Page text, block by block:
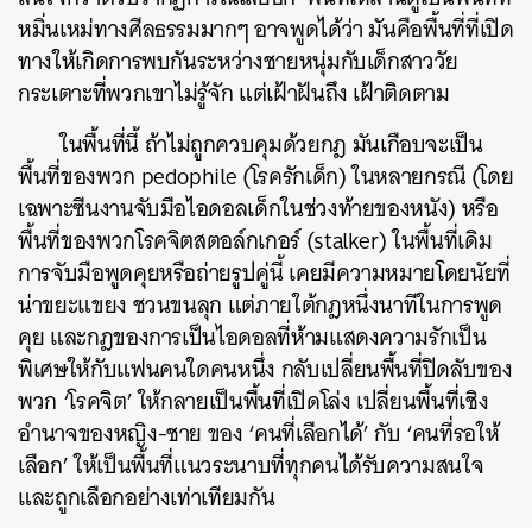
หมิ่นเหม่ทางศีลธรรมมากๆ อาจพูดได้ว่า มันคือพื้นที่ที่เปิด
ทางให้เกิดการพบกันระหว่างชายหนุ่มกับเด็กสาววัย
กระเตาะที่พวกเขาไม่รู้จัก แต่เฝ้าฝันถึง เฝ้าติดตาม
ในพื้นที่นี้ ถ้าไม่ถูกควบคุมด้วยกฎ มันเกือบจะเป็น
พื้นที่ของพวก pedophile (โรครักเด็ก) ในหลายกรณี (โดย
เฉพาะซีนงานจับมือไอดอลเด็กในช่วงท้ายของหนัง) หรือ
พื้นที่ของพวกโรคจิตสตอล์กเกอร์ (stalker) ในพื้นที่เดิม
การจับมือพูดคุยหรือถ่ายรูปคู่นี้ เคยมีความหมายโดยนัยที่
น่าขยะแขยง ชวนขนลุก แต่ภายใต้กฎหนึ่งนาทีในการพูด
คุย และกฎของการเป็นไอดอลที่ห้ามแสดงความรักเป็น
พิเศษให้กับแฟนคนใดคนหนึ่ง กลับเปลี่ยนพื้นที่ปิดลับของ
พวก ‘โรคจิต’ ให้กลายเป็นพื้นที่เปิดโล่ง เปลี่ยนพื้นที่เชิง
อำนาจของหญิง-ชาย ของ ‘คนที่เลือกได้’ กับ ‘คนที่รอให้
เลือก’ ให้เป็นพื้นที่แนวระนาบที่ทุกคนได้รับความสนใจ
และถูกเลือกอย่างเท่าเทียมกัน